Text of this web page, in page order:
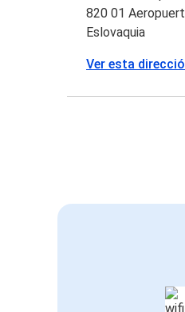
820 01
Eslovaquia
Ver esta